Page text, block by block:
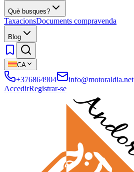
Què busques?
TaxacionsDocuments compravenda
Blog
CA
+376864904
info@motoraldia.net
AccedirRegistrar-se